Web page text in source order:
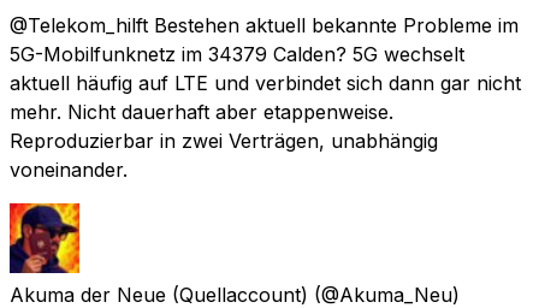
@Telekom_hilft Bestehen aktuell bekannte Probleme im
5G-Mobilfunknetz im 34379 Calden? 5G wechselt
aktuell häufig auf LTE und verbindet sich dann gar nicht
mehr. Nicht dauerhaft aber etappenweise.
Reproduzierbar in zwei Verträgen, unabhängig
voneinander.
Akuma der Neue (Quellaccount) (@Akuma_Neu)